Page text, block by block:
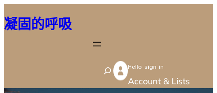
至
容
凝固的呼吸
S
e
Hello sign in
Account & Lists